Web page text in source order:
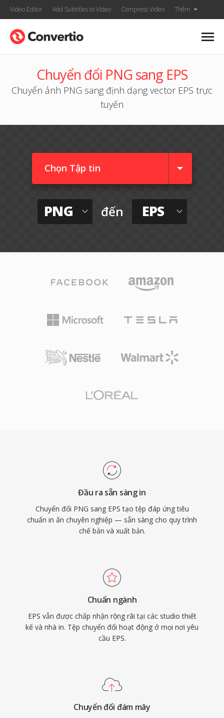
Video Editor Add Subtitles to Video Compress Video Thêm
Chuyển đổi PNG sang EPS
Chuyển ảnh PNG sang định dạng vector EPS trực
tuyến
Chọn Tập tin
PNG đến EPS
Đầu ra sẵn sàng in
Chuyển đổi PNG sang EPS tạo tệp đáp ứng tiêu
chuẩn in ấn chuyên nghiệp — sẵn sàng cho quy trình
chế bản và xuất bản.
Chuẩn ngành
EPS vẫn được chấp nhận rộng rãi tại các studio thiết
kế và nhà in. Tệp chuyển đổi hoạt động ở mọi nơi yêu
cầu EPS.
Chuyển đổi đám mây